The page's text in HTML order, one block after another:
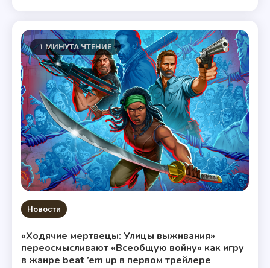
1 МИНУТА ЧТЕНИЕ
Новости
«Ходячие мертвецы: Улицы выживания»
переосмысливают «Всеобщую войну» как игру
в жанре beat ’em up в первом трейлере